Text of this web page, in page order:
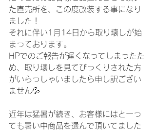
た直売所を、この度改装する事になり
ました！
それに伴い1月14日から取り壊しが始
まっております。
HPでのご報告が遅くなってしまったた
め、取り壊しを見てびっくりされた方
がいらっしゃいましたら申し訳ござい
ません💦
近年は猛暑が続き、お客様にはとーっ
ても暑い中商品を選んで頂いてました